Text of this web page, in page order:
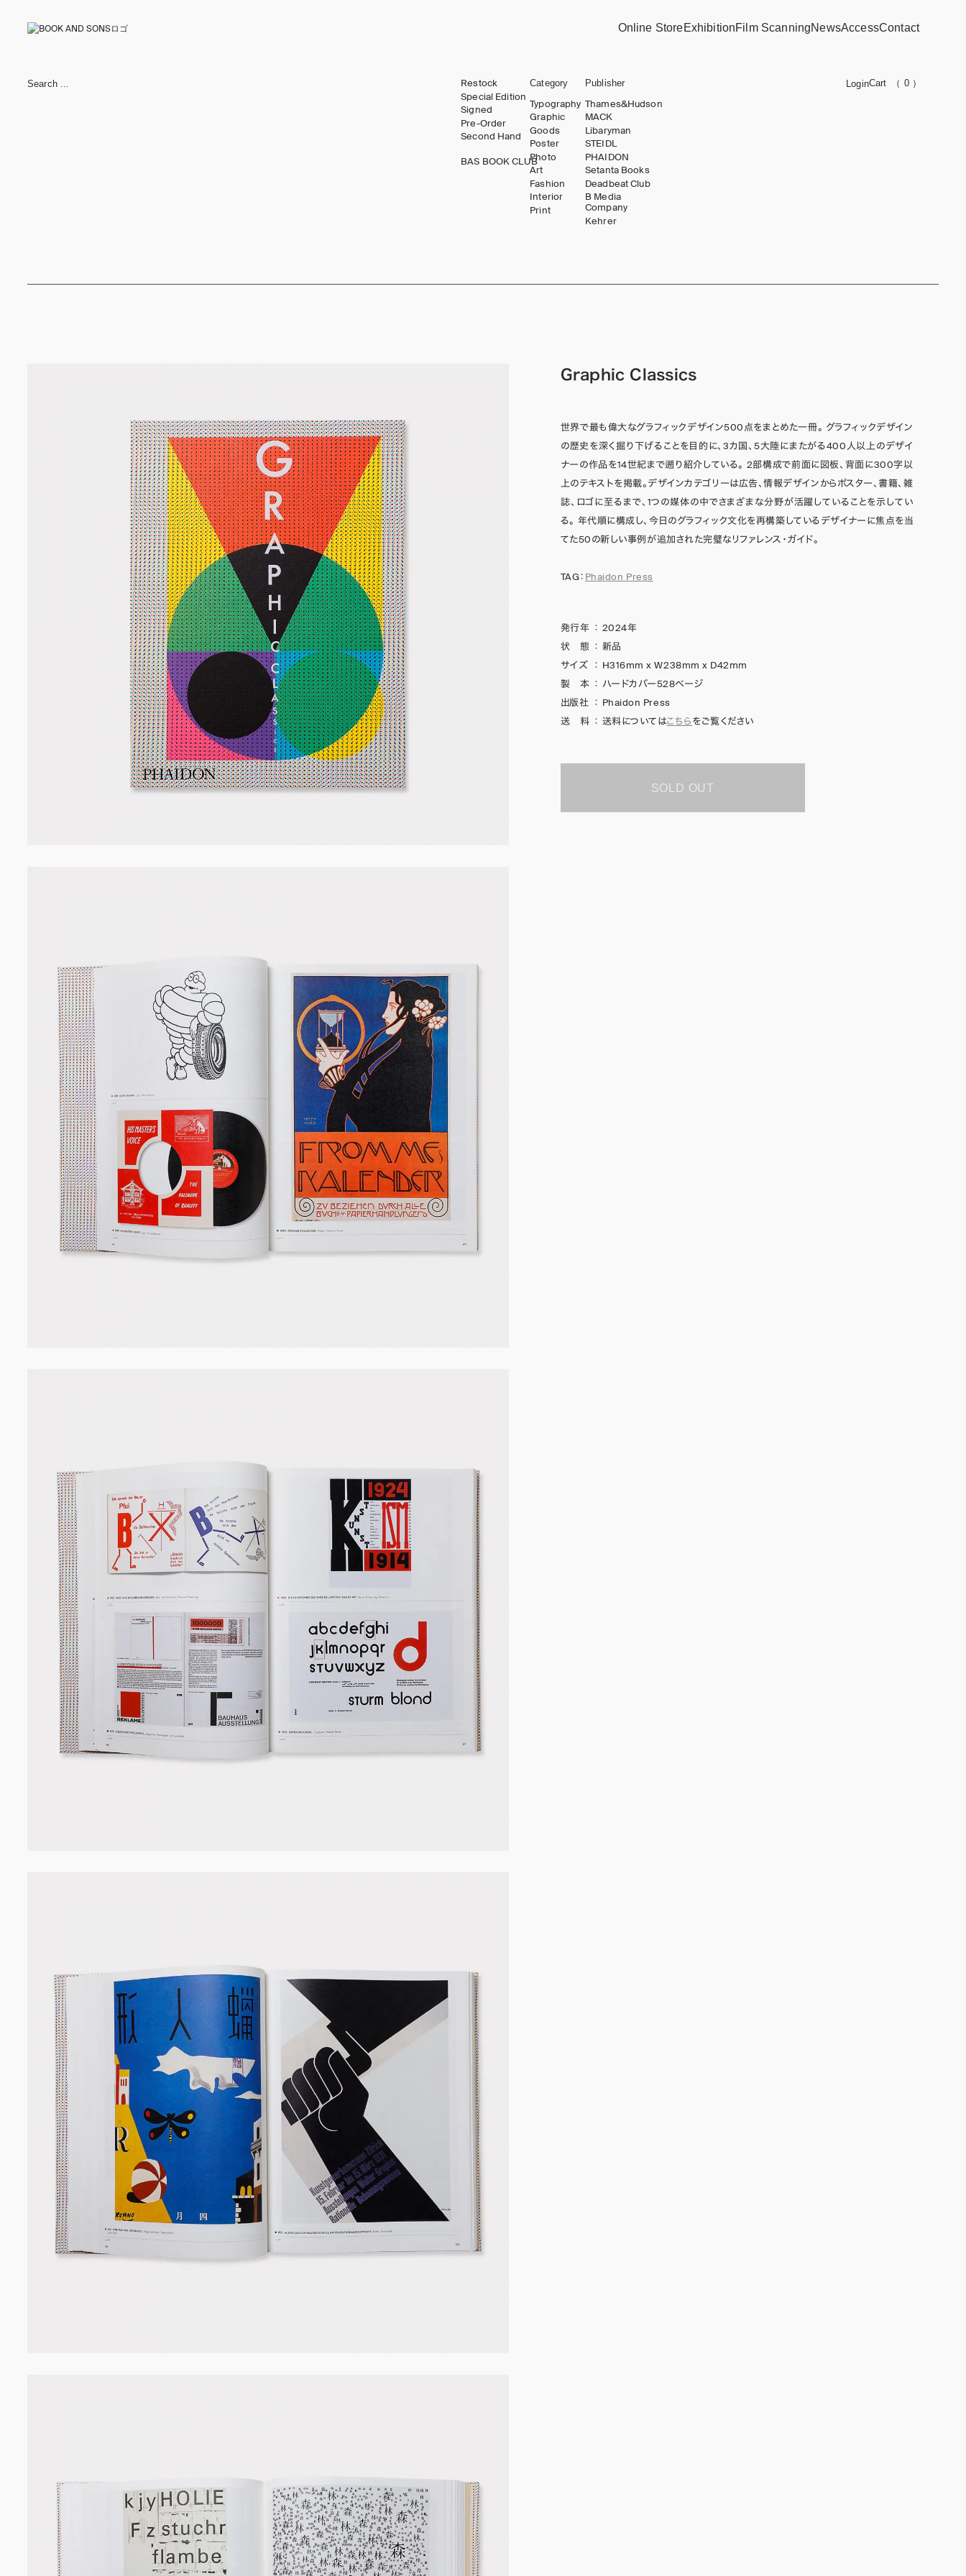
Online StoreExhibitionFilm ScanningNewsAccessContact
LoginCart （ 0 ）
Restock
Special Edition
Signed
Pre-Order
Second Hand
BAS BOOK CLUB
Category
Typography
Graphic
Goods
Poster
Photo
Art
Fashion
Interior
Print
Publisher
Thames&Hudson
MACK
Libaryman
STEIDL
PHAIDON
Setanta Books
Deadbeat Club
B Media
Company
Kehrer
Graphic Classics
世界で最も偉大なグラフィックデザイン500点をまとめた一冊。 グラフィックデザイン
の歴史を深く掘り下げることを目的に、3カ国、5大陸にまたがる400人以上のデザイ
ナーの作品を14世紀まで遡り紹介している。 2部構成で前面に図板、背面に300字以
上のテキストを掲載。デザインカテゴリーは広告、情報デザインからポスター、書籍、雑
誌、ロゴに至るまで、1つの媒体の中でさまざまな分野が活躍していることを示してい
る。 年代順に構成し、今日のグラフィック文化を再構築しているデザイナーに焦点を当
てた50の新しい事例が追加された完璧なリファレンス・ガイド。
TAG： Phaidon Press
発行年 ： 2024年
状 態 ： 新品
サイズ
： H316mm x W238mm x D42mm
製 本 ： ハードカバー528ページ
出版社 ： Phaidon Press
送 料 ： 送料についてはこちらをご覧ください
SOLD OUT